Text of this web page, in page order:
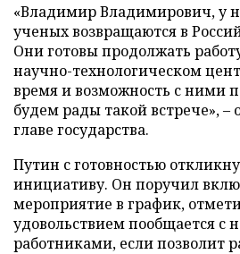
«Владимир Владимирович, у
ученых возвращаются в
Они готовы продолжать
научно-технологическом
время и возможность с ними
будем рады такой встрече», –
главе государства.
Путин с готовностью
инициативу. Он поручил
мероприятие в график,
удовольствием пообщается с
работниками, если позволит